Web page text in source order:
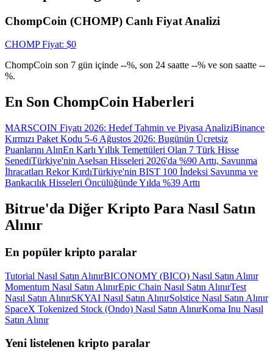
ChompCoin (CHOMP) Canlı Fiyat Analizi
CHOMP Fiyat: $0
ChompCoin son 7 gün içinde --%, son 24 saatte --% ve son saatte --
%.
En Son ChompCoin Haberleri
MARSCOIN Fiyatı 2026: Hedef Tahmin ve Piyasa AnaliziBinance
Kırmızı Paket Kodu 5-6 Ağustos 2026: Bugünün Ücretsiz
Puanlarını AlınEn Karlı Yıllık Temettüleri Olan 7 Türk Hisse
SenediTürkiye'nin Aselsan Hisseleri 2026'da %90 Arttı, Savunma
İhracatları Rekor KırdıTürkiye'nin BIST 100 İndeksi Savunma ve
Bankacılık Hisseleri Öncülüğünde Yılda %39 Arttı
Bitrue'da Diğer Kripto Para Nasıl Satın
Alınır
En popüler kripto paralar
Tutorial Nasıl Satın AlınırBICONOMY (BICO) Nasıl Satın Alınır
Momentum Nasıl Satın AlınırEpic Chain Nasıl Satın AlınırTest
Nasıl Satın AlınırSKYAI Nasıl Satın AlınırSolstice Nasıl Satın Alınır
SpaceX Tokenized Stock (Ondo) Nasıl Satın AlınırKoma Inu Nasıl
Satın Alınır
Yeni listelenen kripto paralar